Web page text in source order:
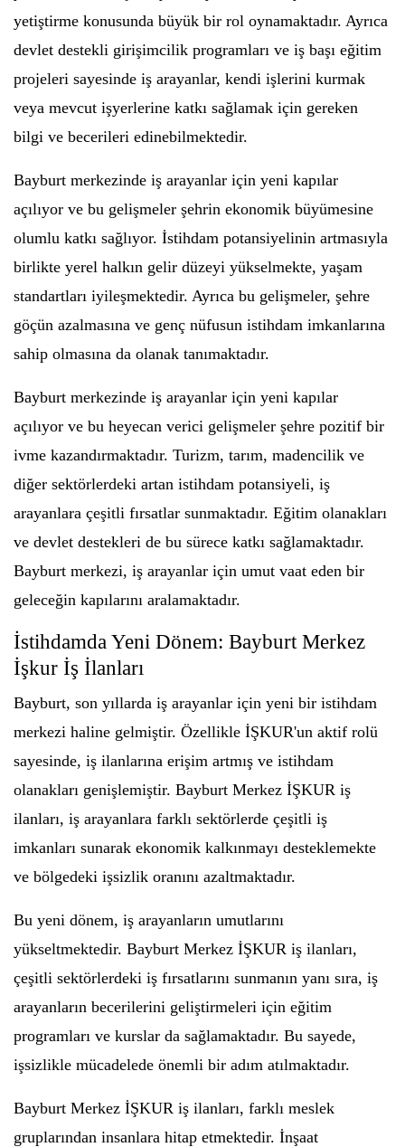
yetiştirme konusunda büyük bir rol oynamaktadır. Ayrıca
devlet destekli girişimcilik programları ve iş başı eğitim
projeleri sayesinde iş arayanlar, kendi işlerini kurmak
veya mevcut işyerlerine katkı sağlamak için gereken
bilgi ve becerileri edinebilmektedir.
Bayburt merkezinde iş arayanlar için yeni kapılar
açılıyor ve bu gelişmeler şehrin ekonomik büyümesine
olumlu katkı sağlıyor. İstihdam potansiyelinin artmasıyla
birlikte yerel halkın gelir düzeyi yükselmekte, yaşam
standartları iyileşmektedir. Ayrıca bu gelişmeler, şehre
göçün azalmasına ve genç nüfusun istihdam imkanlarına
sahip olmasına da olanak tanımaktadır.
Bayburt merkezinde iş arayanlar için yeni kapılar
açılıyor ve bu heyecan verici gelişmeler şehre pozitif bir
ivme kazandırmaktadır. Turizm, tarım, madencilik ve
diğer sektörlerdeki artan istihdam potansiyeli, iş
arayanlara çeşitli fırsatlar sunmaktadır. Eğitim olanakları
ve devlet destekleri de bu sürece katkı sağlamaktadır.
Bayburt merkezi, iş arayanlar için umut vaat eden bir
geleceğin kapılarını aralamaktadır.
İstihdamda Yeni Dönem: Bayburt Merkez
İşkur İş İlanları
Bayburt, son yıllarda iş arayanlar için yeni bir istihdam
merkezi haline gelmiştir. Özellikle İŞKUR'un aktif rolü
sayesinde, iş ilanlarına erişim artmış ve istihdam
olanakları genişlemiştir. Bayburt Merkez İŞKUR iş
ilanları, iş arayanlara farklı sektörlerde çeşitli iş
imkanları sunarak ekonomik kalkınmayı desteklemekte
ve bölgedeki işsizlik oranını azaltmaktadır.
Bu yeni dönem, iş arayanların umutlarını
yükseltmektedir. Bayburt Merkez İŞKUR iş ilanları,
çeşitli sektörlerdeki iş fırsatlarını sunmanın yanı sıra, iş
arayanların becerilerini geliştirmeleri için eğitim
programları ve kurslar da sağlamaktadır. Bu sayede,
işsizlikle mücadelede önemli bir adım atılmaktadır.
Bayburt Merkez İŞKUR iş ilanları, farklı meslek
gruplarından insanlara hitap etmektedir. İnşaat